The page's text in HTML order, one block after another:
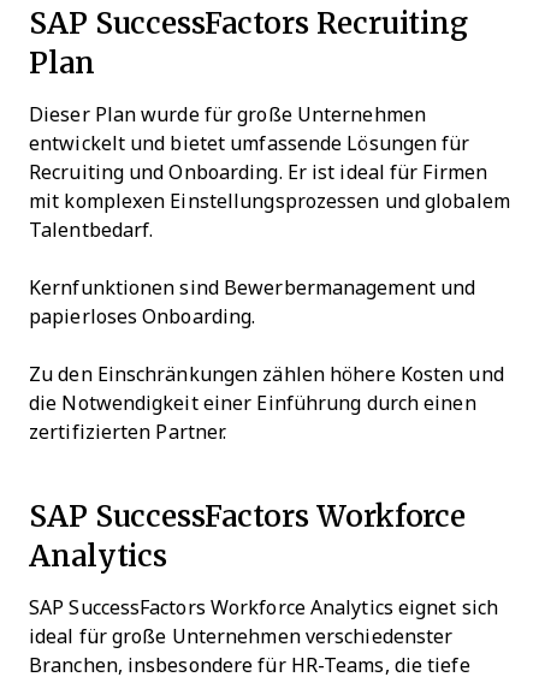
SAP SuccessFactors Recruiting
Plan
Dieser Plan wurde für große Unternehmen
entwickelt und bietet umfassende Lösungen für
Recruiting und Onboarding. Er ist ideal für Firmen
mit komplexen Einstellungsprozessen und globalem
Talentbedarf.
Kernfunktionen sind Bewerbermanagement und
papierloses Onboarding.
Zu den Einschränkungen zählen höhere Kosten und
die Notwendigkeit einer Einführung durch einen
zertifizierten Partner.
SAP SuccessFactors Workforce
Analytics
SAP SuccessFactors Workforce Analytics eignet sich
ideal für große Unternehmen verschiedenster
Branchen, insbesondere für HR-Teams, die tiefe